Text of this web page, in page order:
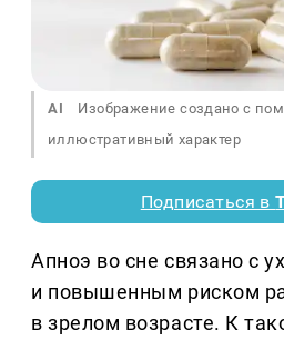
AI
Изображение создано с
иллюстративный характер
Подписаться в
Апноэ во сне связано с
и повышенным риском
в зрелом возрасте. К